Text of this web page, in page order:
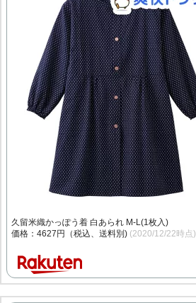
久留米織かっぽう着 白あられ M-L(1枚入)
価格：4627円（税込、送料別) (2020/12/22時点)